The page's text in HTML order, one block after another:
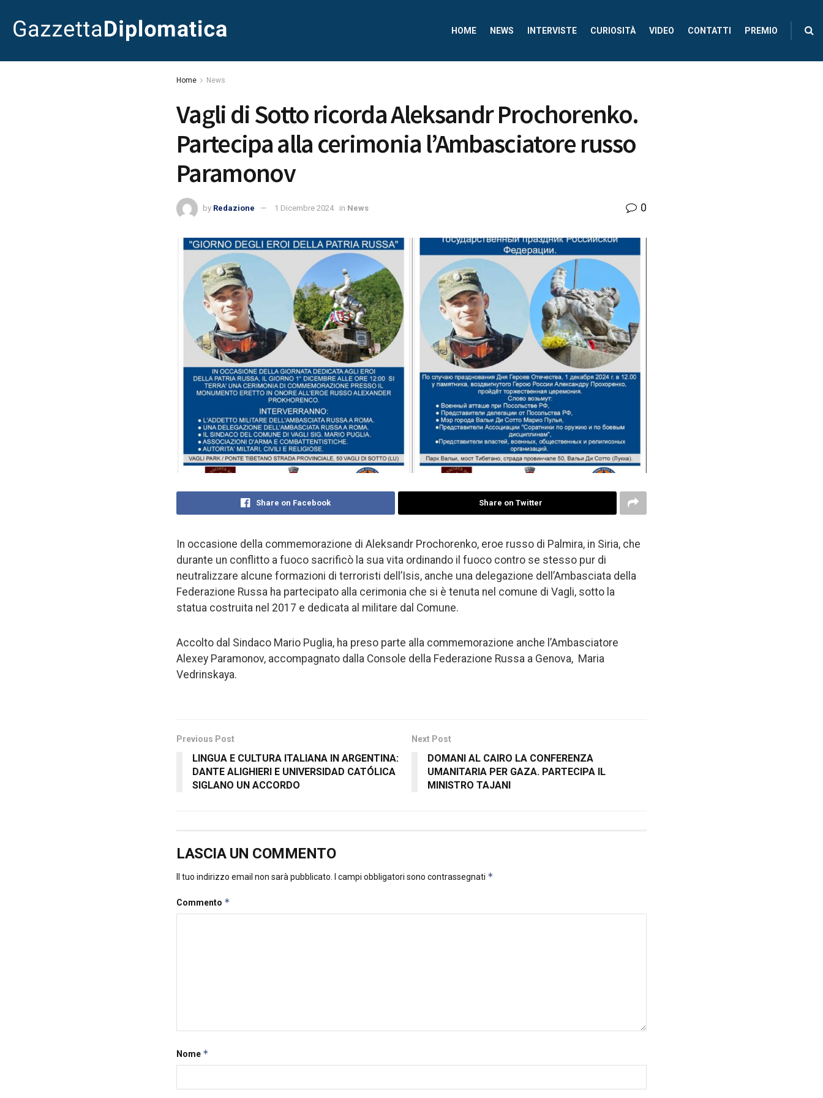
HOME NEWS INTERVISTE CURIOSITÀ VIDEO CONTATTI PREMIO
Home News
Vagli di Sotto ricorda Aleksandr Prochorenko.
Partecipa alla cerimonia l’Ambasciatore russo
Paramonov
by Redazione 1 Dicembre 2024 in News 0
Share on Facebook Share on Twitter
In occasione della commemorazione di Aleksandr Prochorenko, eroe russo di Palmira, in Siria, che
durante un conflitto a fuoco sacrificò la sua vita ordinando il fuoco contro se stesso pur di
neutralizzare alcune formazioni di terroristi dell’Isis, anche una delegazione dell’Ambasciata della
Federazione Russa ha partecipato alla cerimonia che si è tenuta nel comune di Vagli, sotto la
statua costruita nel 2017 e dedicata al militare dal Comune.
Accolto dal Sindaco Mario Puglia, ha preso parte alla commemorazione anche l’Ambasciatore
Alexey Paramonov, accompagnato dalla Console della Federazione Russa a Genova, Maria
Vedrinskaya.
Previous Post
LINGUA E CULTURA ITALIANA IN ARGENTINA:
DANTE ALIGHIERI E UNIVERSIDAD CATÓLICA
SIGLANO UN ACCORDO
Next Post
DOMANI AL CAIRO LA CONFERENZA
UMANITARIA PER GAZA. PARTECIPA IL
MINISTRO TAJANI
LASCIA UN COMMENTO
Il tuo indirizzo email non sarà pubblicato. I campi obbligatori sono contrassegnati *
Commento *
Nome *